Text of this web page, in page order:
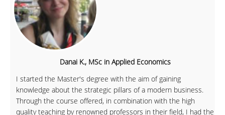
Danai K., MSc in Applied Economics
I started the Master's degree with the aim of gaining
knowledge about the strategic pillars of a modern business.
Through the course offered, in combination with the high
quality teaching by renowned professors in their field, I had the